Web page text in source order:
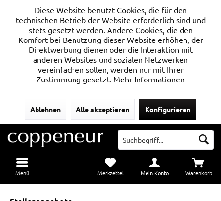
Diese Website benutzt Cookies, die für den
technischen Betrieb der Website erforderlich sind und
stets gesetzt werden. Andere Cookies, die den
Komfort bei Benutzung dieser Website erhöhen, der
Direktwerbung dienen oder die Interaktion mit
anderen Websites und sozialen Netzwerken
vereinfachen sollen, werden nur mit Ihrer
Zustimmung gesetzt. Mehr Informationen
Ablehnen Alle akzeptieren Konfigurieren
Menü Warenkorb
Merkzettel Mein Konto